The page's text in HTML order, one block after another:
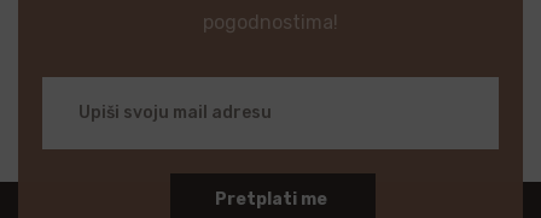
pogodnostima!
Pretplati me